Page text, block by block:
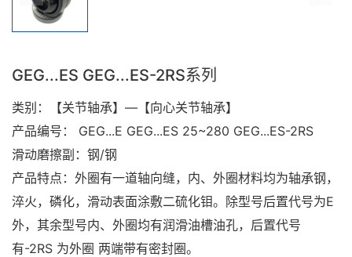
GEG...ES GEG...ES-2RS系列
类别：【关节轴承】—【向心关节轴承】
产品编号： GEG...E GEG...ES 25~280 GEG...ES-2RS
滑动磨擦副：钢/钢
产品特点：外圈有一道轴向缝，内、外圈材料均为轴承钢，
淬火，磷化，滑动表面涂敷二硫化钼。除型号后置代号为E
外，其余型号内、外圈均有润滑油槽油孔，后置代号
有-2RS 为外圈 两端带有密封圈。